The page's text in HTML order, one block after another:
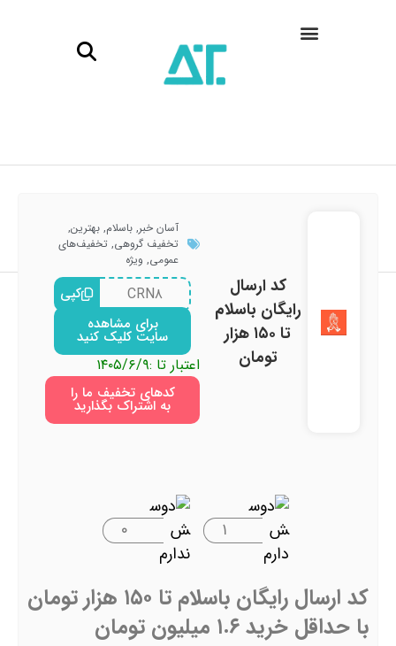
کد ارسال
رایگان باسلام
تا ۱۵۰ هزار
تومان
آسان خبر, باسلام, بهترین,
تخفیف گروهی, تخفیف‌های
عمومی, ویژه
CRN۸
کپی
برای مشاهده
سایت کلیک کنید
اعتبار تا :۱۴۰۵/۶/۹
کدهای تخفیف ما را
به اشتراک بگذارید
۱ ۰
کد ارسال رایگان باسلام تا ۱۵۰ هزار تومان
با حداقل خرید ۱.۶ میلیون تومان